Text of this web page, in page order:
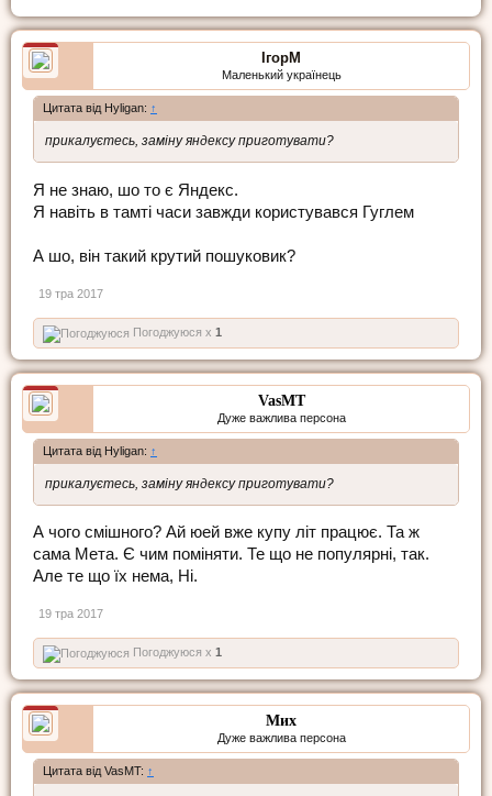
ІгорМ
Маленький українець
Цитата від Hyligan: ↑
прикалуєтесь, заміну яндексу приготувати?
Я не знаю, шо то є Яндекс.
Я навіть в тамті часи завжди користувався Гуглем
А шо, він такий крутий пошуковик?
19 тра 2017
Погоджуюся x 1
VasMT
Дуже важлива персона
Цитата від Hyligan: ↑
прикалуєтесь, заміну яндексу приготувати?
А чого смішного? Ай юей вже купу літ працює. Та ж
сама Мета. Є чим поміняти. Те що не популярні, так.
Але те що їх нема, Ні.
19 тра 2017
Погоджуюся x 1
Мих
Дуже важлива персона
Цитата від VasMT: ↑